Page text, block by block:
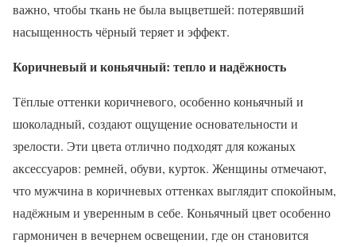
важно, чтобы ткань не была выцветшей: потерявший
насыщенность чёрный теряет и эффект.
Коричневый и коньячный: тепло и надёжность
Тёплые оттенки коричневого, особенно коньячный и
шоколадный, создают ощущение основательности и
зрелости. Эти цвета отлично подходят для кожаных
аксессуаров: ремней, обуви, курток. Женщины отмечают,
что мужчина в коричневых оттенках выглядит спокойным,
надёжным и уверенным в себе. Коньячный цвет особенно
гармоничен в вечернем освещении, где он становится